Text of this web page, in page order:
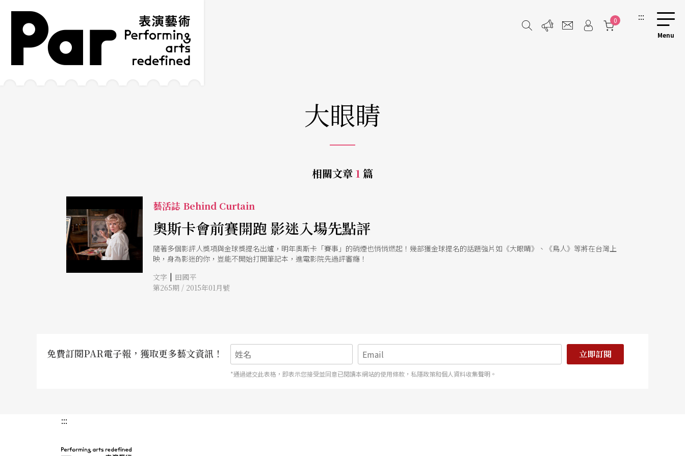
跳到主要內容區塊
網站導覽
0 :::
大眼睛
相關文章 1 篇
藝活誌 Behind Curtain
奧斯卡會前賽開跑 影迷入場先點評
隨著多個影評人獎項與金球獎提名出爐，明年奧斯卡「賽事」的硝煙也悄悄燃起！幾部獲金球提名的話題強片如《大眼睛》、《鳥人》等將在台灣上
映，身為影迷的你，豈能不開始打開筆記本，進電影院先過評審癮！
文字 | 田國平
第265期 / 2015年01月號
免費訂閱PAR電子報，獲取更多藝文資訊！ 立即訂閱
*通過遞交此表格，即表示您接受並同意已閱讀本網站的使用條款，私隱政策和個人資料收集聲明。
:::